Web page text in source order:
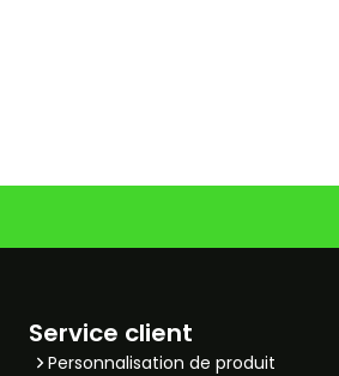
Service client
Personnalisation de produit